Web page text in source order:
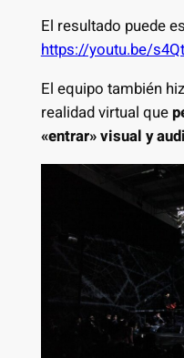
El resultado puede
https://youtu.be/
El equipo también
realidad virtual que
«entrar» visual y